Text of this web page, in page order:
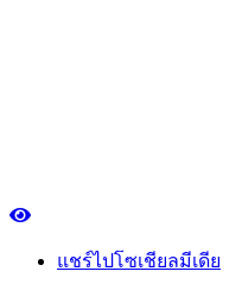
แชร์ไปโซเชียลมีเดีย